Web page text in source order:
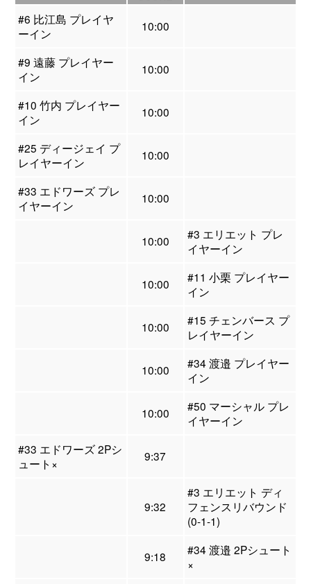
#6 比江島 プレイヤ
ーイン
10:00
#9 遠藤 プレイヤー
イン
10:00
#10 竹内 プレイヤー
イン
10:00
#25 ディージェイ プ
レイヤーイン
10:00
#33 エドワーズ プレ
イヤーイン
10:00
10:00
#3 エリエット プレ
イヤーイン
10:00
#11 小栗 プレイヤー
イン
10:00
#15 チェンバース プ
レイヤーイン
10:00
#34 渡邉 プレイヤー
イン
10:00
#50 マーシャル プレ
イヤーイン
#33 エドワーズ 2Pシ
ュート×
9:37
9:32
#3 エリエット ディ
フェンスリバウンド
(0-1-1)
9:18
#34 渡邉 2Pシュート
×